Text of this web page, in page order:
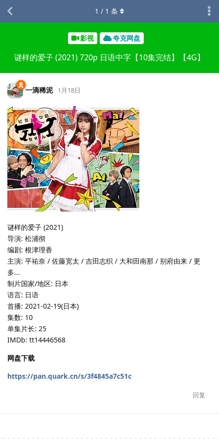
影视 夸克网盘
谜样的爱子 (2021) 720p 日语中字【10集完结】【4G】
1 / 1 条
一滴稀泥 1月18日
谜样的爱子 (2021)
导演: 松浦彻
编剧: 根津理香
主演: 平祐奈 / 佐藤宽太 / 吉田志织 / 大和田南那 / 别府由来 / 更
多...
制片国家/地区: 日本
语言: 日语
首播: 2021-02-19(日本)
集数: 10
单集片长: 25
IMDb: tt14446568
网盘下载
https://pan.quark.cn/s/3f4845a7c51c
回复